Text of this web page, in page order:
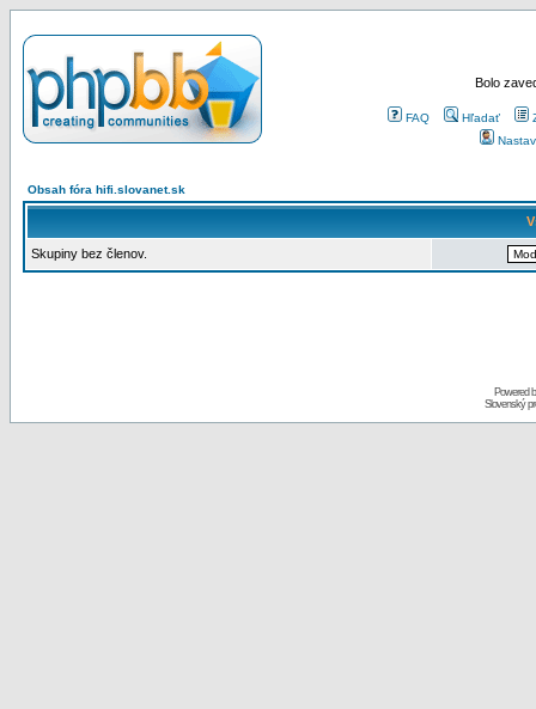
Bolo
FAQ Hľadať
Obsah fóra hifi.slovanet.sk
Skupiny bez členov.
Powered
Slovenský